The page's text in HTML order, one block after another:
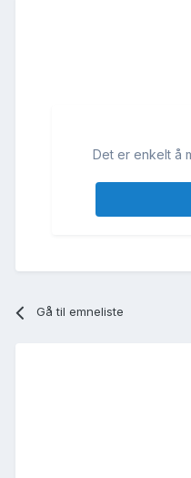
Det er enkelt å
Gå til emneliste